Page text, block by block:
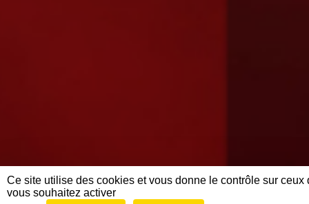
Ce site utilise des cookies et vous donne le contrôle sur ceux
vous souhaitez activer